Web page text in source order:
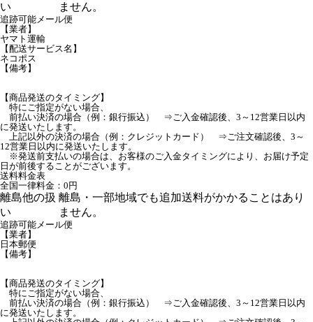
い
ません。
追跡可能メール便
【業者】
ヤマト運輸
【配送サービス名】
ネコポス
【備考】
【商品発送のタイミング】
特にご指定がない場合、
前払い決済の場合（例：銀行振込） ⇒ご入金確認後、3～12営業日以内
に発送いたします。
上記以外の決済の場合（例：クレジットカード） ⇒ご注文確認後、3～
12営業日以内に発送いたします。
※発送前支払いの場合は、お客様のご入金タイミングにより、お届け予定
日が前後することがございます。
送料料金表
全国一律料金：0円
離島他の扱
い
離島・一部地域でも追加送料がかかることはあり
ません。
追跡可能メール便
【業者】
日本郵便
【備考】
【商品発送のタイミング】
特にご指定がない場合、
前払い決済の場合（例：銀行振込） ⇒ご入金確認後、3～12営業日以内
に発送いたします。